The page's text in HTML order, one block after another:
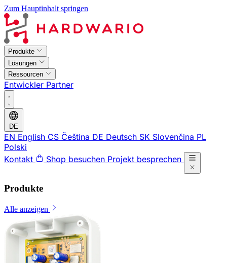
Zum Hauptinhalt springen
Produkte
Lösungen
Ressourcen
Entwickler Partner
DE
EN English CS Čeština DE Deutsch SK Slovenčina PL
Polski
Kontakt
Shop besuchen Projekt besprechen
Produkte
Alle anzeigen